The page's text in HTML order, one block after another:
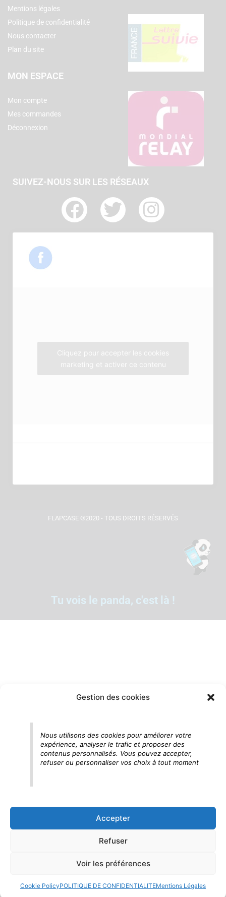
Gestion des cookies
Nous utilisons des cookies pour améliorer votre
expérience, analyser le trafic et proposer des
contenus personnalisés. Vous pouvez accepter,
refuser ou personnaliser vos choix à tout moment
Accepter
Refuser
Voir les préférences
Cookie PolicyPOLITIQUE DE CONFIDENTIALITEMentions Légales
Mentions légales
Politique de confidentialité
Nous contacter
Plan du site
MON ESPACE
Mon compte
Mes commandes
Déconnexion
SUIVEZ-NOUS SUR LES RÉSEAUX
F
a
T
w
I
n
m
Cliquez pour accepter les cookies
marketing et activer ce contenu
FLAPCASE ©2020 - TOUS DROITS RÉSERVÉS
Tu vois le panda, c'est là !